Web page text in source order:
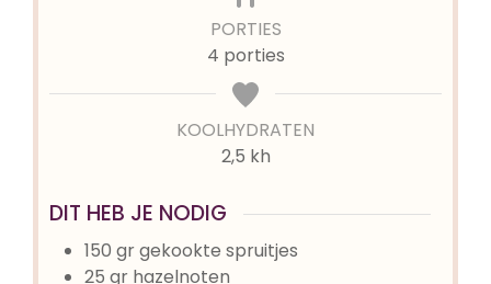
PORTIES
4 porties
KOOLHYDRATEN
2,5 kh
DIT HEB JE NODIG
150 grgekookte spruitjes
25 gr hazelnoten